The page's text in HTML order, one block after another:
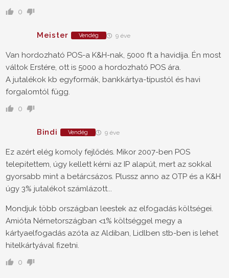
0
Meister Vendég 9 éve
Van hordozható POS-a K&H-nak, 5000 ft a havidíja. Én most
váltok Erstére, ott is 5000 a hordozható POS ára.
A jutalékok kb egyformák, bankkártya-típustól és havi
forgalomtól függ.
0
Bindi Vendég 9 éve
Ez azért elég komoly fejlődés. Mikor 2007-ben POS
telepitettem, úgy kellett kérni az IP alapút, mert az sokkal
gyorsabb mint a betárcsázos. Plussz anno az OTP és a K&H
úgy 3% jutalékot számlázott...
Mondjuk több országban leestek az elfogadás költségei.
Amióta Németországban <1% költséggel megy a
kártyaelfogadás azóta az Aldiban, Lidlben stb-ben is lehet
hitelkártyával fizetni.
0